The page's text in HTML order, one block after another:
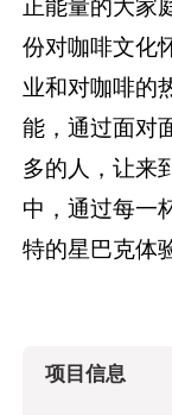
正能量的大家
份对咖啡文化
业和对咖啡的
能，通过面对
多的人，让来
中，通过每一
特的星巴克体
项目信息